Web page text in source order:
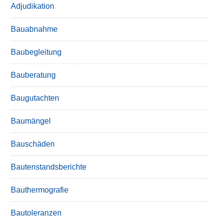
Adjudikation
Bauabnahme
Baubegleitung
Bauberatung
Baugutachten
Baumängel
Bauschäden
Bautenstandsberichte
Bauthermografie
Bautoleranzen